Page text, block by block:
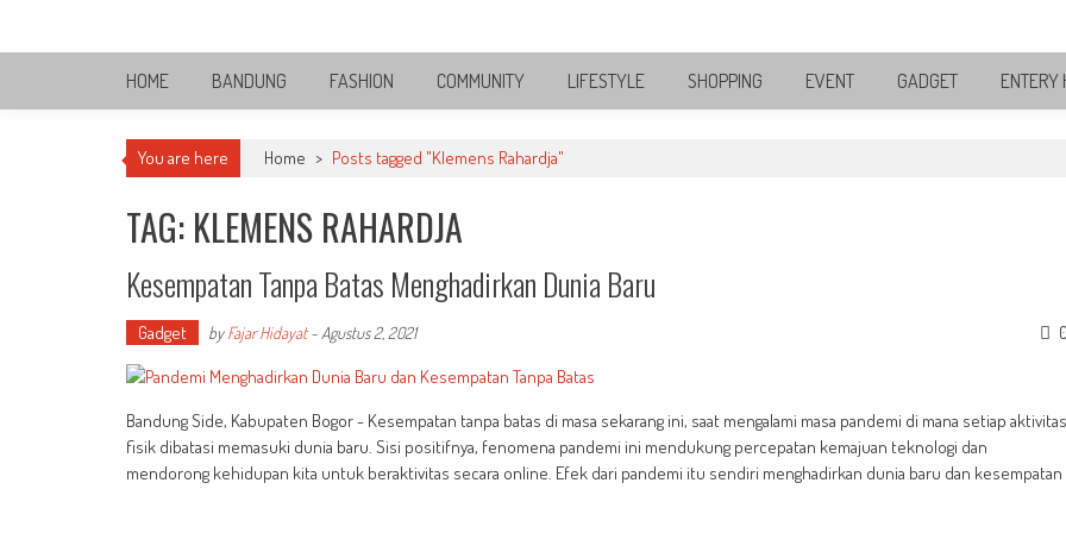
Bandung Side
Sisi Cantik Bandung
HOME BANDUNG FASHION COMMUNITY LIFESTYLE SHOPPING EVENT GADGET ENTERY
You are here Home > Posts tagged "Klemens Rahardja"
TAG: KLEMENS RAHARDJA
Kesempatan Tanpa Batas Menghadirkan Dunia Baru
Gadget byFajar Hidayat- Agustus 2, 2021 0
Bandung Side, Kabupaten Bogor - Kesempatan tanpa batas di masa sekarang ini, saat mengalami masa pandemi di mana setiap aktivitas
fisik dibatasi memasuki dunia baru. Sisi positifnya, fenomena pandemi ini mendukung percepatan kemajuan teknologi dan
mendorong kehidupan kita untuk beraktivitas secara online. Efek dari pandemi itu sendiri menghadirkan dunia baru dan kesempatan